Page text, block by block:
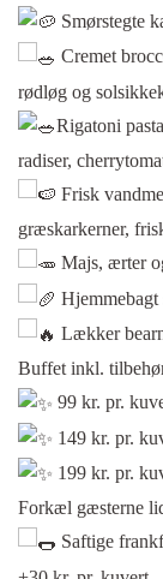
Smørstegte
Cremet
rødløg og
Rigatoni
radiser,
Frisk
græskarkerner,
Majs, ærter
Hjemmebagt
Lækker
Buffet inkl.
99 kr. pr.
149 kr. pr.
199 kr. pr.
Forkæl gæsterne
Saftige